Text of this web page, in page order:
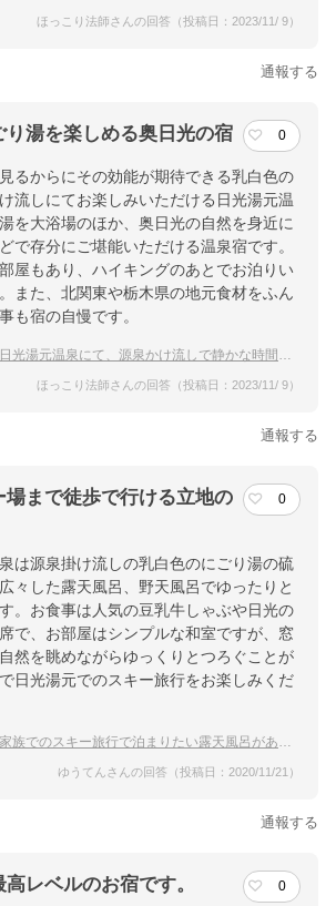
ほっこり法師さんの回答（投稿日：2023/11/ 9）
通報する
り湯を楽しめる奥日光の宿 0
るからにその効能が期待できる乳白色の
流しにてお楽しみいただける日光湯元温
を大浴場のほか、奥日光の自然を身近に
で存分にご堪能いただける温泉宿です。
屋もあり、ハイキングのあとでお泊りい
また、北関東や栃木県の地元食材をふん
も宿の自慢です。
日光湯元温泉にて、源泉かけ流しで静かな時間を過ごせる温泉宿を教えて下さい。
ほっこり法師さんの回答（投稿日：2023/11/ 9）
通報する
場まで徒歩で行ける立地の
0
は源泉掛け流しの乳白色のにごり湯の硫
々した露天風呂、野天風呂でゆったりと
。お食事は人気の豆乳牛しゃぶや日光の
で、お部屋はシンプルな和室ですが、窓
然を眺めながらゆっくりとつろぐことが
日光湯元でのスキー旅行をお楽しみくだ
家族でのスキー旅行で泊まりたい露天風呂がある日光湯本温泉の宿は？
ゆうてんさんの回答（投稿日：2020/11/21）
通報する
レベルのお宿です。 0